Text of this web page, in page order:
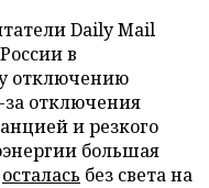
Daily Mail
в
отключению
за отключения
и резкого
большая
осталась без света на